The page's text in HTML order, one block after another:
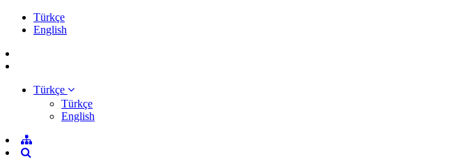
Türkçe
English
Türkçe
Türkçe
English